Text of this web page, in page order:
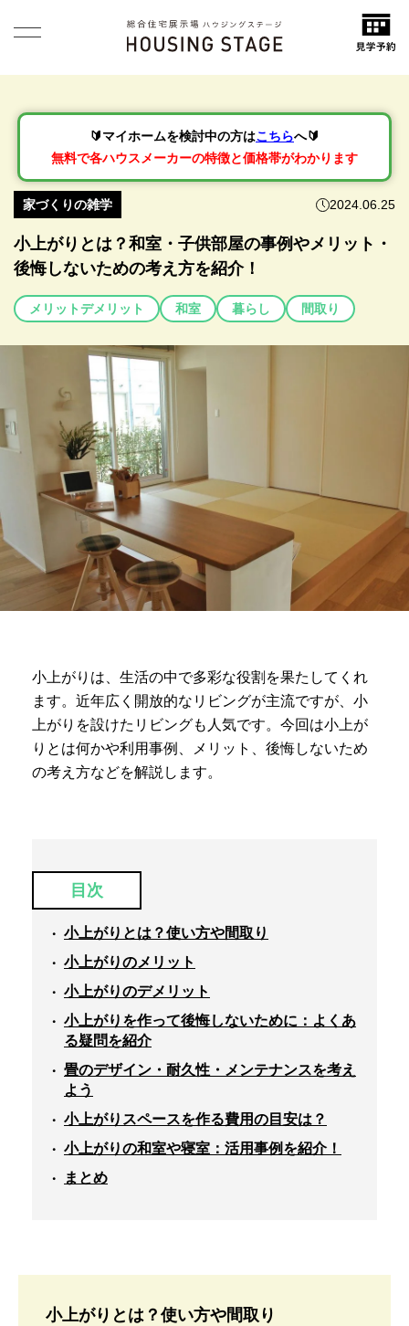
🔰マイホームを検討中の方はこちらへ🔰
無料で各ハウスメーカーの特徴と価格帯がわかります
家づくりの雑学 2024.06.25
小上がりとは？和室・子供部屋の事例やメリット・
後悔しないための考え方を紹介！
メリットデメリット 和室 暮らし 間取り
小上がりは、生活の中で多彩な役割を果たしてくれ
ます。近年広く開放的なリビングが主流ですが、小
上がりを設けたリビングも人気です。今回は小上が
りとは何かや利用事例、メリット、後悔しないため
の考え方などを解説します。
目次
小上がりとは？使い方や間取り
小上がりのメリット
小上がりのデメリット
小上がりを作って後悔しないために：よくあ
る疑問を紹介
畳のデザイン・耐久性・メンテナンスを考え
よう
小上がりスペースを作る費用の目安は？
小上がりの和室や寝室：活用事例を紹介！
まとめ
小上がりとは？使い方や間取り